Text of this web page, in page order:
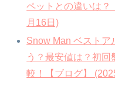
ペットとの違いは？
月16日)
Snow Man ベストア
う？最安値は？初
較！【ブログ】